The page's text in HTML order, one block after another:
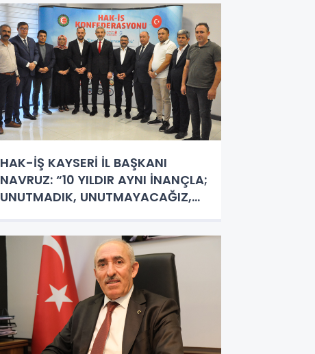
HAK-İŞ KAYSERİ İL BAŞKANI
NAVRUZ: “10 YILDIR AYNI İNANÇLA;
UNUTMADIK, UNUTMAYACAĞIZ,